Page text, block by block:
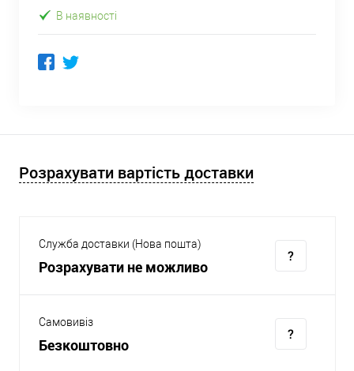
В наявності
Розрахувати вартість доставки
Служба доставки (Нова пошта)
Розрахувати не можливо
Самовивіз
Безкоштовно